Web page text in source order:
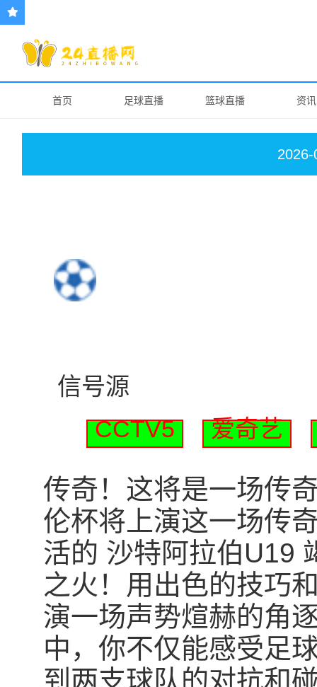
首页 足球直播 篮球直播 资讯
信号源
CCTV5
爱奇艺
传奇！这将是一场传
伦杯将上演这一场传
活的 沙特阿拉伯U19
之火！用出色的技巧
演一场声势煊赫的角
中，你不仅能感受足
到两支球队的对抗和